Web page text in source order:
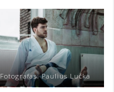
Fotografas: Paulius Lučka